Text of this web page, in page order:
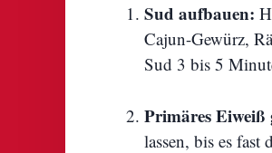
Sud aufbauen:
Cajun-Gewürz,
Sud 3 bis 5
Primäres Eiweiß
lassen, bis es